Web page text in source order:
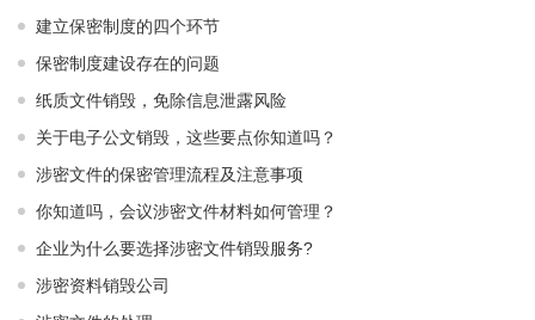
建立保密制度的四个环节
保密制度建设存在的问题
纸质文件销毁，免除信息泄露风险
关于电子公文销毁，这些要点你知道吗？
涉密文件的保密管理流程及注意事项
你知道吗，会议涉密文件材料如何管理？
企业为什么要选择涉密文件销毁服务?
涉密资料销毁公司